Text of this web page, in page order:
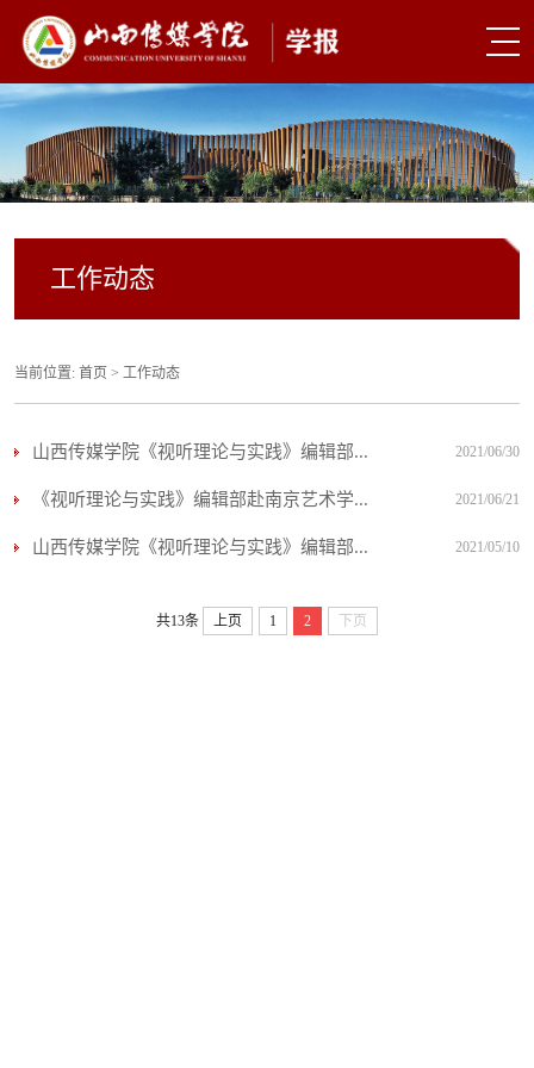
工作动态
当前位置: 首页 > 工作动态
2021/06/30
山西传媒学院《视听理论与实践》编辑部...
2021/06/21
《视听理论与实践》编辑部赴南京艺术学...
2021/05/10
山西传媒学院《视听理论与实践》编辑部...
共13条 上页 1 2 下页